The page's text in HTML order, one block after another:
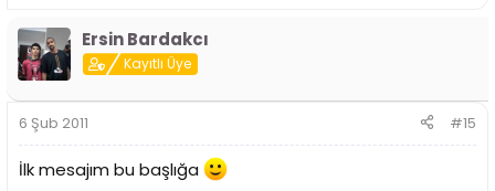
Ersin Bardakcı
Kayıtlı Üye
6 Şub 2011 #15
İlk mesajım bu başlığa